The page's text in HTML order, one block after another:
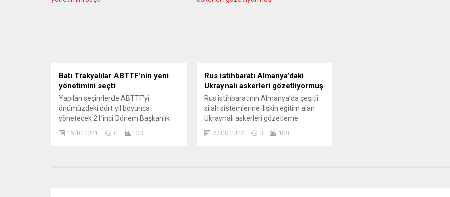
Batı Trakyalılar ABTTF’nin yeni
yönetimini seçti
Yapılan seçimlerde ABTTF’yi
önümüzdeki dört yıl boyunca
yönetecek 21’inci Dönem Başkanlık
belirlendi. Avrupa Batı Trakya Türk
26.10.2021 0 133
Rus istihbaratı Almanya’daki
Ukraynalı askerleri gözetliyormuş
Rus istihbaratının Almanya’da çeşitli
silah sistemlerine ilişkin eğitim alan
Ukraynalı askerleri gözetleme
Haftalık Der Spiegel dergisinin
27.08.2022 0 108